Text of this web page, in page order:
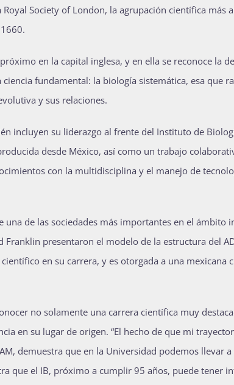
Society of London, la agrupación científica más
en la capital inglesa, y en ella se reconoce la
fundamental: la biología sistemática, esa que
y sus relaciones.
incluyen su liderazgo al frente del Instituto de
desde México, así como un trabajo
con la multidisciplina y el manejo de
una de las sociedades más importantes en el
Franklin presentaron el modelo de la estructura del
en su carrera, y es otorgada a una
no solamente una carrera científica muy
en su lugar de origen. “El hecho de que mi
demuestra que en la Universidad podemos llevar
que el IB, próximo a cumplir 95 años, puede tener